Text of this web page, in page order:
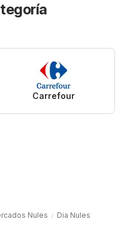
Carrefour
Nules Dia Nules